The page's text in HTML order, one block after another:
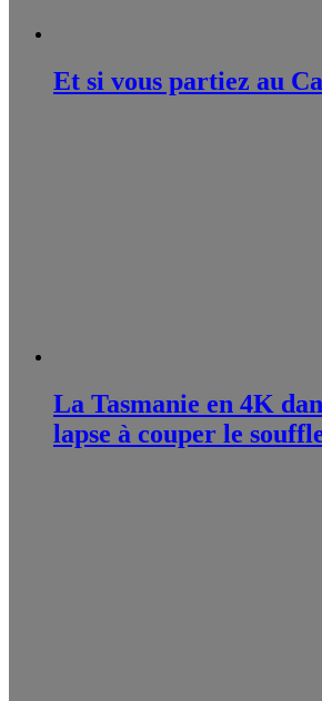
Et si vous partiez au
La Tasmanie en 4K
lapse à couper le